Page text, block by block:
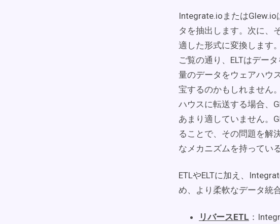
Integrate.ioまたはGlew.io
タを抽出します。次に、
適した形式に変換します。
ご覧の通り、ELTはデー
量のデータをウェアハウ
宝するのかもしれません
ハウスに転送する場合、
あまり適していません。
ることで、その問題を解
なメカニズムを持ってい
ETLやELTに加え、
め、より柔軟なデータ統
リバースETL ：